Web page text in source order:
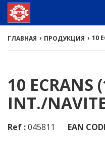
ГЛАВНАЯ › ПРОДУКЦИЯ › 10
10 ECRANS
INT./
Ref :045811 EAN